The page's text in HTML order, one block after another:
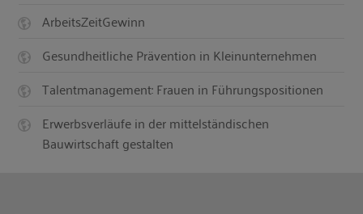
ArbeitsZeitGewinn
Gesundheitliche Prävention in Kleinunternehmen
Talentmanagement: Frauen in Führungspositionen
Erwerbsverläufe in der mittelständischen
Bauwirtschaft gestalten